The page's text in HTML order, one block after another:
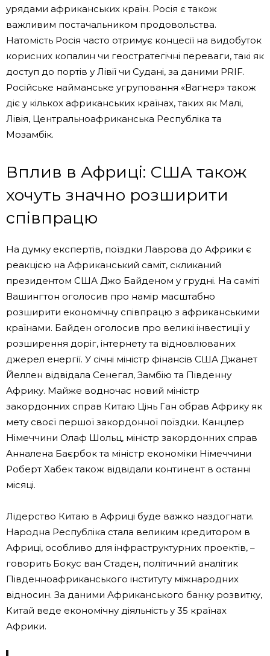
урядами африканських країн. Росія є також
важливим постачальником продовольства.
Натомість Росія часто отримує концесії на видобуток
корисних копалин чи геостратегічні переваги, такі як
доступ до портів у Лівії чи Судані, за даними PRIF.
Російське найманське угруповання «Вагнер» також
діє у кількох африканських країнах, таких як Малі,
Лівія, Центральноафриканська Республіка та
Мозамбік.
Вплив в Африці: США також
хочуть значно розширити
співпрацю
На думку експертів, поїздки Лаврова до Африки є
реакцією на Африканський саміт, скликаний
президентом США Джо Байденом у грудні. На саміті
Вашингтон оголосив про намір масштабно
розширити економічну співпрацю з африканськими
країнами. Байден оголосив про великі інвестиції у
розширення доріг, інтернету та відновлюваних
джерел енергії. У січні міністр фінансів США Джанет
Йеллен відвідала Сенегал, Замбію та Південну
Африку. Майже водночас новий міністр
закордонних справ Китаю Цінь Ган обрав Африку як
мету своєї першої закордонної поїздки. Канцлер
Німеччини Олаф Шольц, міністр закордонних справ
Анналена Баєрбок та міністр економіки Німеччини
Роберт Хабек також відвідали континент в останні
місяці.
Лідерство Китаю в Африці буде важко наздогнати.
Народна Республіка стала великим кредитором в
Африці, особливо для інфраструктурних проектів, –
говорить Бокус ван Стаден, політичний аналітик
Південноафриканського інституту міжнародних
відносин. За даними Африканського банку розвитку,
Китай веде економічну діяльність у 35 країнах
Африки.